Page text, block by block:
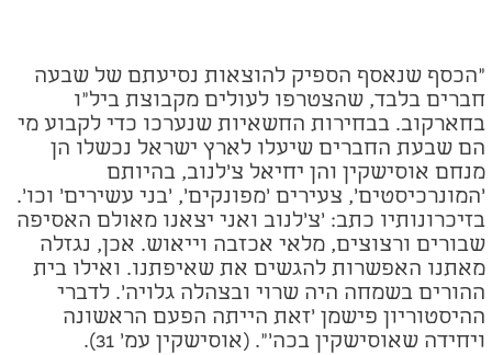
"הכסף שנאסף הספיק להוצאות נסיעתם של שבעה
חברים בלבד, שהצטרפו לעולים מקבוצת ביל"ו
בחארקוב. בבחירות החשאיות שנערכו כדי לקבוע מי
הם שבעת החברים שיעלו לארץ ישראל נכשלו הן
מנחם אוסישקין והן יחיאל צ'לנוב, בהיותם
'המונרכיסטים', צעירים 'מפונקים', 'בני עשירים' וכו'.
בזיכרונותיו כתב: 'צ'לנוב ואני יצאנו מאולם האסיפה
שבורים ורצוצים, מלאי אכזבה וייאוש. אכן, נגזלה
מאתנו האפשרות להגשים את שאיפתנו. ואילו בית
ההורים בשמחה היה שרוי ובצהלה גלויה'. לדברי
ההיסטוריון פישמן 'זאת הייתה הפעם הראשונה
ויחידה שאוסישקין בכה'". (אוסישקין עמ' 31).